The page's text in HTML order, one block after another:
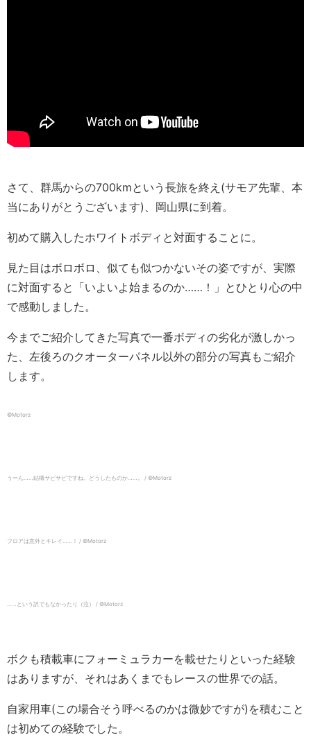
さて、群馬からの700kmという長旅を終え(サモア先輩、本
当にありがとうございます)、岡山県に到着。
初めて購入したホワイトボディと対面することに。
見た目はボロボロ、似ても似つかないその姿ですが、実際
に対面すると「いよいよ始まるのか……！」とひとり心の中
で感動しました。
今までご紹介してきた写真で一番ボディの劣化が激しかっ
た、左後ろのクオーターパネル以外の部分の写真もご紹介
します。
©︎Motorz
うーん……結構サビサビですね。どうしたものか……。 / ©︎Motorz
フロアは意外とキレイ……！ / ©︎Motorz
……という訳でもなかったり（泣） / ©︎Motorz
ボクも積載車にフォーミュラカーを載せたりといった経験
はありますが、それはあくまでもレースの世界での話。
自家用車(この場合そう呼べるのかは微妙ですが)を積むこと
は初めての経験でした。